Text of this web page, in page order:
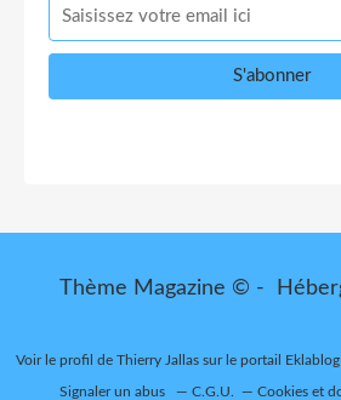
Thème Magazine © -
Voir le profil de Thierry Jallassur le portail Eklablog
Signaler un abus C.G.U. Cookies et